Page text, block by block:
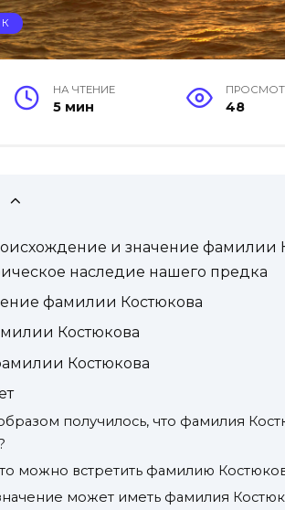
НА ЧТЕНИЕ
5 мин 48
и значение фамилии
наследие нашего предка
фамилии Костюкова
Костюкова
Костюкова
получилось, что фамилия
можно встретить фамилию
может иметь фамилия